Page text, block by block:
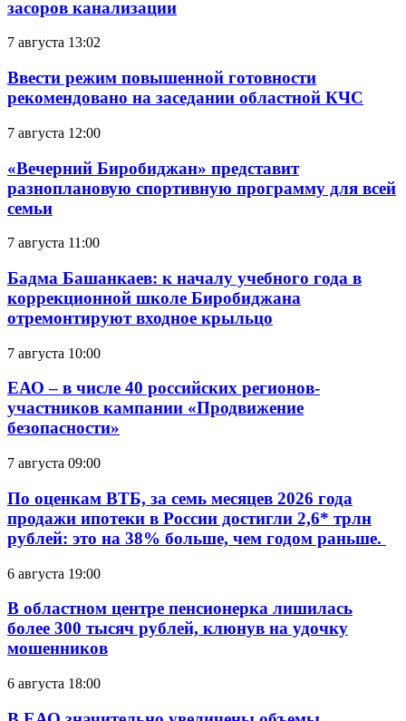
засоров канализации
7 августа 13:02
Ввести режим повышенной готовности
рекомендовано на заседании областной КЧС
7 августа 12:00
«Вечерний Биробиджан» представит
разноплановую спортивную программу для всей
семьи
7 августа 11:00
Бадма Башанкаев: к началу учебного года в
коррекционной школе Биробиджана
отремонтируют входное крыльцо
7 августа 10:00
ЕАО – в числе 40 российских регионов-
участников кампании «Продвижение
безопасности»
7 августа 09:00
По оценкам ВТБ, за семь месяцев 2026 года
продажи ипотеки в России достигли 2,6* трлн
рублей: это на 38% больше, чем годом раньше.
6 августа 19:00
В областном центре пенсионерка лишилась
более 300 тысяч рублей, клюнув на удочку
мошенников
6 августа 18:00